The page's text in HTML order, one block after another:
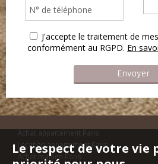
J'accepte le traitement de
conformément au RGPD. En
Achat appartement Paris
Location appartement Paris
Achat maison Paris
Le respect de votre vie